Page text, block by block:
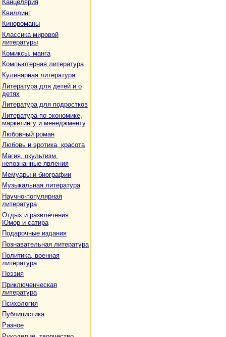
Канцелярия
Квиллинг
Кинороманы
Классика мировой
литературы
Комиксы, манга
Компьютерная литература
Кулинарная литература
Литература для детей и о
детях
Литература для подростков
Литература по экономике,
маркетингу и менеджменту
Любовный роман
Любовь и эротика, красота
Магия, окультизм,
непознанные явления
Мемуары и биографии
Музыкальная литература
Научно-популярная
литература
Отдых и развлечения.
Юмор и сатира
Подарочные издания
Познавательная литература
Политика, военная
литература
Поэзия
Приключенческая
литература
Психология
Публицистика
Разное